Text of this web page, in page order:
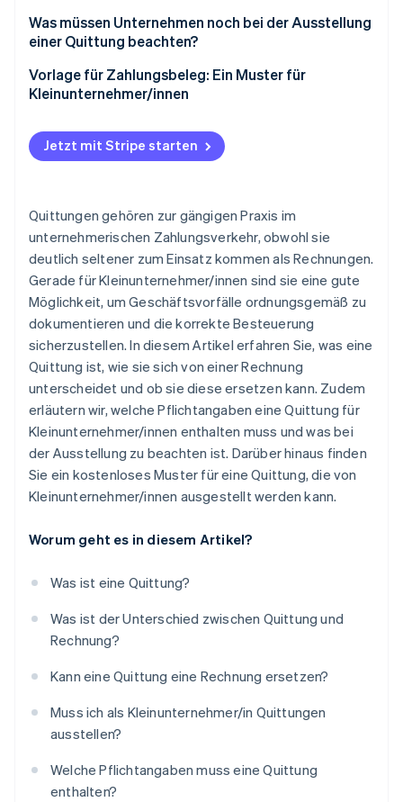
Was müssen Unternehmen noch bei der Ausstellung
einer Quittung beachten?
Vorlage für Zahlungsbeleg: Ein Muster für
Kleinunternehmer/innen
Jetzt mit Stripe starten
Quittungen gehören zur gängigen Praxis im
unternehmerischen Zahlungsverkehr, obwohl sie
deutlich seltener zum Einsatz kommen als Rechnungen.
Gerade für Kleinunternehmer/innen sind sie eine gute
Möglichkeit, um Geschäftsvorfälle ordnungsgemäß zu
dokumentieren und die korrekte Besteuerung
sicherzustellen. In diesem Artikel erfahren Sie, was eine
Quittung ist, wie sie sich von einer Rechnung
unterscheidet und ob sie diese ersetzen kann. Zudem
erläutern wir, welche Pflichtangaben eine Quittung für
Kleinunternehmer/innen enthalten muss und was bei
der Ausstellung zu beachten ist. Darüber hinaus finden
Sie ein kostenloses Muster für eine Quittung, die von
Kleinunternehmer/innen ausgestellt werden kann.
Worum geht es in diesem Artikel?
Was ist eine Quittung?
Was ist der Unterschied zwischen Quittung und
Rechnung?
Kann eine Quittung eine Rechnung ersetzen?
Muss ich als Kleinunternehmer/in Quittungen
ausstellen?
Welche Pflichtangaben muss eine Quittung
enthalten?